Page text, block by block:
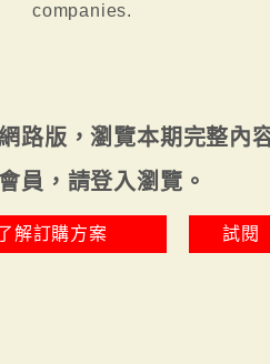
companies.
路版，瀏覽本期完整內
員，請登入瀏覽。
解訂購方案 試閱